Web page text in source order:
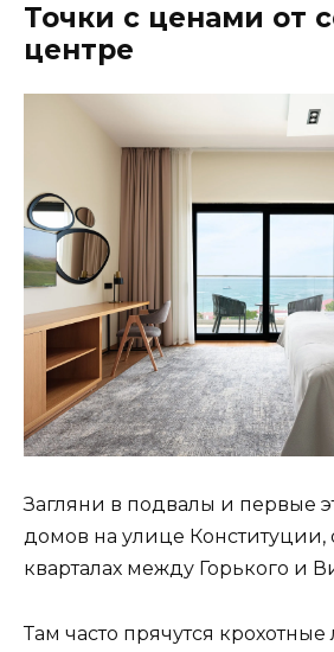
Точки с ценами от
центре
Загляни в подвалы и первые
домов на улице Конституции,
кварталах между Горького и
Там часто прячутся крохотные